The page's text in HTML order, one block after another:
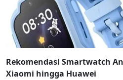
Rekomendasi Smartwatch
Xiaomi hingga Huawei